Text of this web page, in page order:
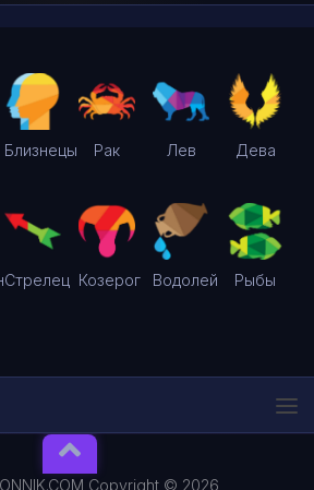
Близнецы Рак Лев Дева
Стрелец Козерог Водолей Рыбы
Copyright © 2026